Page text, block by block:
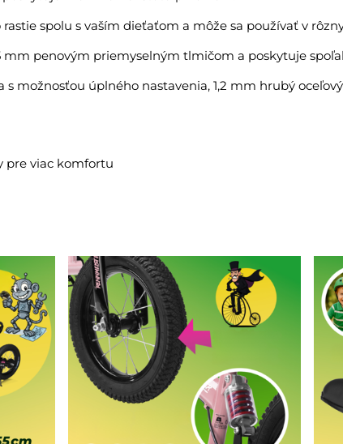
spolu s vaším dieťaťom a môže sa používať v
penovým priemyselným tlmičom a poskytuje
možnosťou úplného nastavenia, 1,2 mm hrubý
pre viac komfortu